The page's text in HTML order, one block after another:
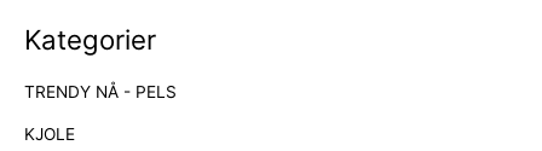
e
t
e
Kategorier
TRENDY NÅ - PELS
KJOLE